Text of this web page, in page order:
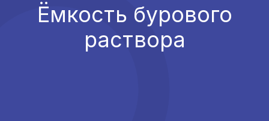
Ёмкость бурового
раствора